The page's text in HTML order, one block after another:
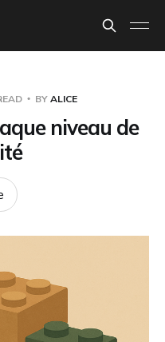
BY ALICE
niveau de